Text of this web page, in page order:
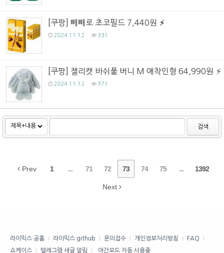
[쿠팡] 빼빼로 초코필드 7,440원
2024.11.12 331
[쿠팡] 젤리캣 바쉬풀 버니 M 애착인형 64,990원
2024.11.12 371
검색
Prev 1 ... 71 72 73 74 75 ... 1392
Next
라이믹스 공홈 라이믹스 github 문의접수 개인정보처리방침
FAQ
쇼케이스
텔레그램 새글 알림 야간모드 자동 사용중